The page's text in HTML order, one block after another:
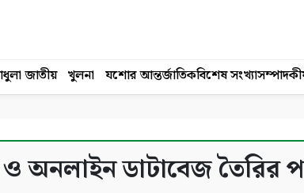
জাতীয় খুলনা যশোর আন্তর্জাতিকবিশেষ সংখ্যা
ও অনলাইন ডাটাবেজ তৈরির